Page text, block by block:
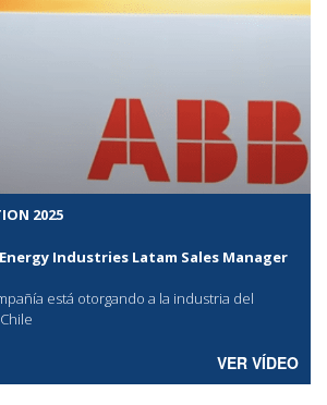
2025
Industries Latam Sales Manager
está otorgando a la industria del
VER VÍDEO